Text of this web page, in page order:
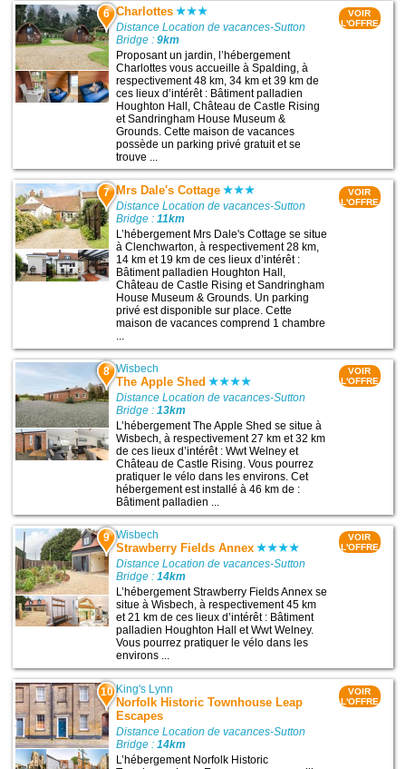
6 Charlottes
Distance Location de vacances-Sutton
Bridge :9km
Proposant un jardin, l’hébergement
Charlottes vous accueille à Spalding, à
respectivement 48 km, 34 km et 39 km de
ces lieux d’intérêt : Bâtiment palladien
Houghton Hall, Château de Castle Rising
et Sandringham House Museum &
Grounds. Cette maison de vacances
possède un parking privé gratuit et se
trouve ...
VOIR
L'OFFRE
7 Mrs Dale's Cottage
Distance Location de vacances-Sutton
Bridge :11km
L’hébergement Mrs Dale's Cottage se situe
à Clenchwarton, à respectivement 28 km,
14 km et 19 km de ces lieux d’intérêt :
Bâtiment palladien Houghton Hall,
Château de Castle Rising et Sandringham
House Museum & Grounds. Un parking
privé est disponible sur place. Cette
maison de vacances comprend 1 chambre
...
VOIR
L'OFFRE
8 Wisbech
The Apple Shed
Distance Location de vacances-Sutton
Bridge :13km
L’hébergement The Apple Shed se situe à
Wisbech, à respectivement 27 km et 32 km
de ces lieux d’intérêt : Wwt Welney et
Château de Castle Rising. Vous pourrez
pratiquer le vélo dans les environs. Cet
hébergement est installé à 46 km de :
Bâtiment palladien ...
VOIR
L'OFFRE
9 Wisbech
Strawberry Fields Annex
Distance Location de vacances-Sutton
Bridge :14km
L’hébergement Strawberry Fields Annex se
situe à Wisbech, à respectivement 45 km
et 21 km de ces lieux d’intérêt : Bâtiment
palladien Houghton Hall et Wwt Welney.
Vous pourrez pratiquer le vélo dans les
environs ...
VOIR
L'OFFRE
10 King's Lynn
Norfolk Historic Townhouse Leap
Escapes
Distance Location de vacances-Sutton
Bridge :14km
L’hébergement Norfolk Historic
VOIR
L'OFFRE